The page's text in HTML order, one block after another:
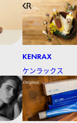
KENRAX
ケンラックス